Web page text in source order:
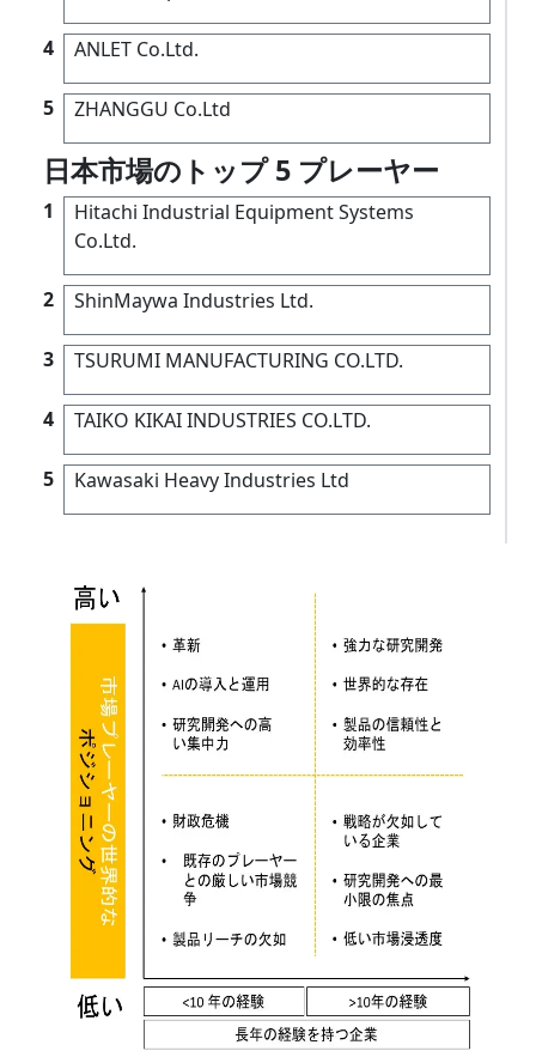
4 ANLET Co.Ltd.
5 ZHANGGU Co.Ltd
日本市場のトップ 5 プレーヤー
1
Hitachi Industrial Equipment Systems
Co.Ltd.
2 ShinMaywa Industries Ltd.
3 TSURUMI MANUFACTURING CO.LTD.
4 TAIKO KIKAI INDUSTRIES CO.LTD.
5 Kawasaki Heavy Industries Ltd